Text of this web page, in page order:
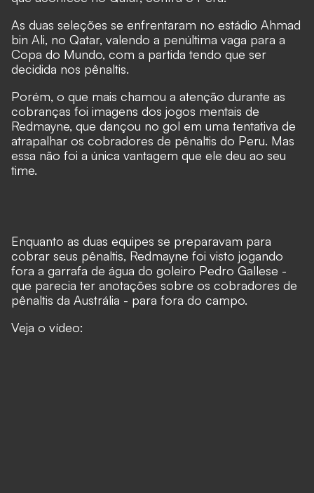
As duas seleções se enfrentaram no estádio Ahmad
bin Ali, no Qatar, valendo a penúltima vaga para a
Copa do Mundo, com a partida tendo que ser
decidida nos pênaltis.
Porém, o que mais chamou a atenção durante as
cobranças foi imagens dos jogos mentais de
Redmayne, que dançou no gol em uma tentativa de
atrapalhar os cobradores de pênaltis do Peru. Mas
essa não foi a única vantagem que ele deu ao seu
time.
Enquanto as duas equipes se preparavam para
cobrar seus pênaltis, Redmayne foi visto jogando
fora a garrafa de água do goleiro Pedro Gallese -
que parecia ter anotações sobre os cobradores de
pênaltis da Austrália - para fora do campo.
Veja o vídeo: